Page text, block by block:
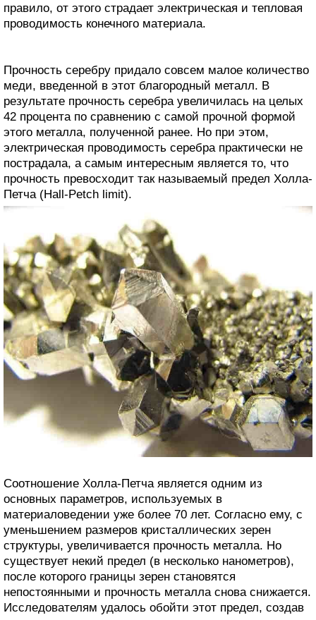
правило, от этого страдает электрическая и тепловая
проводимость конечного материала.
Прочность серебру придало совсем малое количество
меди, введенной в этот благородный металл. В
результате прочность серебра увеличилась на целых
42 процента по сравнению с самой прочной формой
этого металла, полученной ранее. Но при этом,
электрическая проводимость серебра практически не
пострадала, а самым интересным является то, что
прочность превосходит так называемый предел Холла-
Петча (Hall-Petch limit).
Соотношение Холла-Петча является одним из
основных параметров, используемых в
материаловедении уже более 70 лет. Согласно ему, с
уменьшением размеров кристаллических зерен
структуры, увеличивается прочность металла. Но
существует некий предел (в несколько нанометров),
после которого границы зерен становятся
непостоянными и прочность металла снова снижается.
Исследователям удалось обойти этот предел, создав